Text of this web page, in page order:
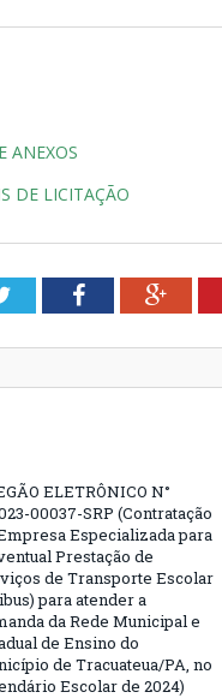
ANEXOS
DE LICITAÇÃO
TwitterFacebook
ELETRÔNICO N°
00037-SRP (Contratação
Especializada para
Prestação de
de Transporte Escolar
para atender a
da Rede Municipal e
de Ensino do
de Tracuateua/PA, no
Escolar de 2024)